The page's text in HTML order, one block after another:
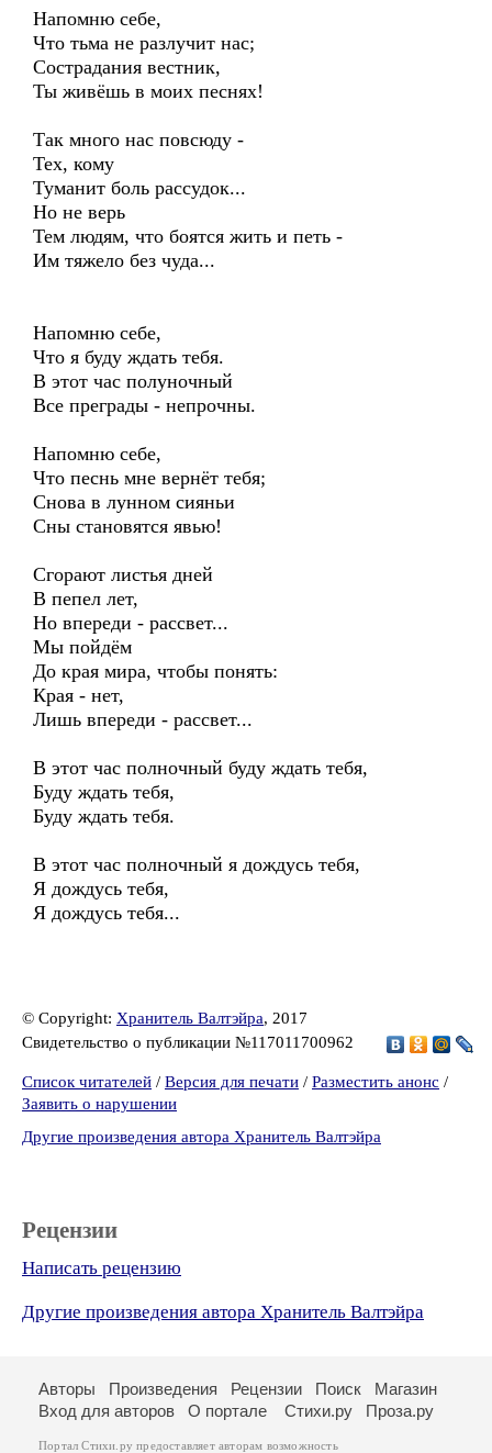
Напомню себе,
Что тьма не разлучит нас;
Сострадания вестник,
Ты живёшь в моих песнях!
Так много нас повсюду -
Тех, кому
Туманит боль рассудок...
Но не верь
Тем людям, что боятся жить и петь -
Им тяжело без чуда...
Напомню себе,
Что я буду ждать тебя.
В этот час полуночный
Все преграды - непрочны.
Напомню себе,
Что песнь мне вернёт тебя;
Снова в лунном сияньи
Сны становятся явью!
Сгорают листья дней
В пепел лет,
Но впереди - рассвет...
Мы пойдём
До края мира, чтобы понять:
Края - нет,
Лишь впереди - рассвет...
В этот час полночный буду ждать тебя,
Буду ждать тебя,
Буду ждать тебя.
В этот час полночный я дождусь тебя,
Я дождусь тебя,
Я дождусь тебя...
© Copyright: Хранитель Валтэйра, 2017
Свидетельство о публикации №117011700962
Список читателей / Версия для печати / Разместить анонс /
Заявить о нарушении
Другие произведения автора Хранитель Валтэйра
Рецензии
Написать рецензию
Другие произведения автора Хранитель Валтэйра
Авторы Произведения Рецензии Поиск
Магазин
Вход для авторов
О портале Стихи.ру Проза.ру
Портал Стихи.ру предоставляет авторам возможность